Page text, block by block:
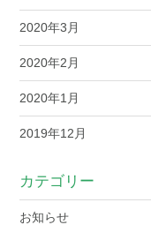
2020年3月
2020年2月
2020年1月
2019年12月
カテゴリー
お知らせ